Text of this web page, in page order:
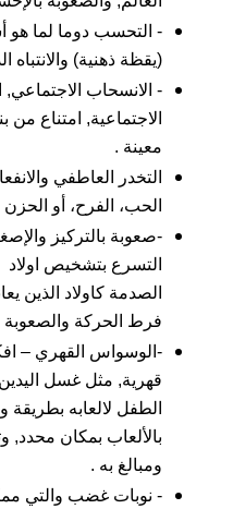
- التحسب دوما لما هو
(يقظة ذهنية)
- الانسحاب الاجتماعي,
الاجتماعية, امتناع من
معينة .
التخدر العاطفي
الحب، الفرح، أو الحزن
-صعوبة بالتركيز
التسرع بتشخيص
الصدمة كاولاد الذين
فرط الحركة والصعوبة
-الوسواس القهري –
قهرية, مثل غسل
الطفل لالعابه
بالألعاب بمكان
ومبالغ به .
- نوبات غضب والتي